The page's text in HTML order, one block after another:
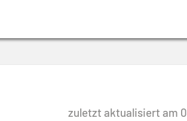
zuletzt aktualisiert am